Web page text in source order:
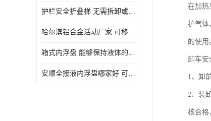
护栏安全折叠梯 无需拆卸或重新安装 占用空间小
哈尔滨铝合金活动厂家 可移动性和安全性较高 占用空间小
箱式内浮盘 能够保持液体的密闭状态 适用于多种液体储存和运输
安顺全接液内浮盘哪家好 可以自动上下浮动 密封性能好
在加热
护气体
的使用
卸车安
1、卸
2、装
核合格